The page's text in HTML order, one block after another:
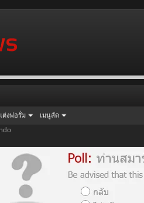
ต่งฟอรั่ม เมนูลัด